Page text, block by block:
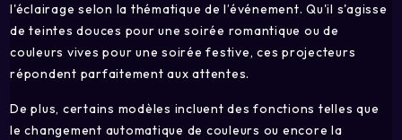
l'éclairage selon la thématique de l’événement. Qu'il s'agisse
de teintes douces pour une soirée romantique ou de
couleurs vives pour une soirée festive, ces projecteurs
répondent parfaitement aux attentes.
De plus, certains modèles incluent des fonctions telles que
le changement automatique de couleurs ou encore la